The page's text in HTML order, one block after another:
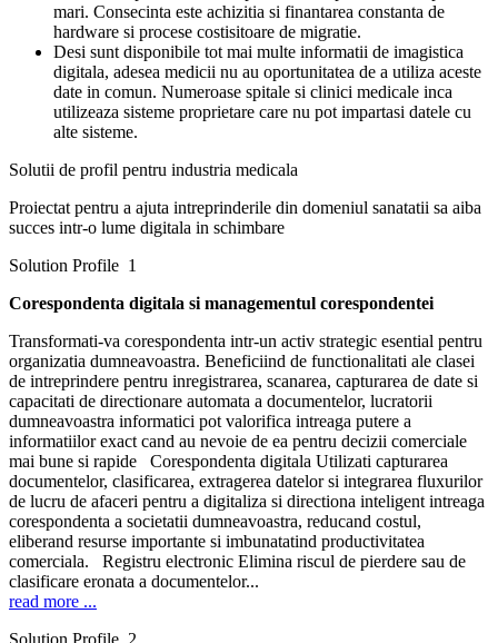
mari. Consecinta este achizitia si finantarea constanta de
hardware si procese costisitoare de migratie.
Desi sunt disponibile tot mai multe informatii de imagistica
digitala, adesea medicii nu au oportunitatea de a utiliza aceste
date in comun. Numeroase spitale si clinici medicale inca
utilizeaza sisteme proprietare care nu pot impartasi datele cu
alte sisteme.
Solutii de profil pentru industria medicala
Proiectat pentru a ajuta intreprinderile din domeniul sanatatii sa aiba
succes intr-o lume digitala in schimbare
Solution Profile 1
Corespondenta digitala si managementul corespondentei
Transformati-va corespondenta intr-un activ strategic esential pentru
organizatia dumneavoastra. Beneficiind de functionalitati ale clasei
de intreprindere pentru inregistrarea, scanarea, capturarea de date si
capacitati de directionare automata a documentelor, lucratorii
dumneavoastra informatici pot valorifica intreaga putere a
informatiilor exact cand au nevoie de ea pentru decizii comerciale
mai bune si rapide Corespondenta digitala Utilizati capturarea
documentelor, clasificarea, extragerea datelor si integrarea fluxurilor
de lucru de afaceri pentru a digitaliza si directiona inteligent intreaga
corespondenta a societatii dumneavoastra, reducand costul,
eliberand resurse importante si imbunatatind productivitatea
comerciala. Registru electronic Elimina riscul de pierdere sau de
clasificare eronata a documentelor...
read more ...
Solution Profile 2